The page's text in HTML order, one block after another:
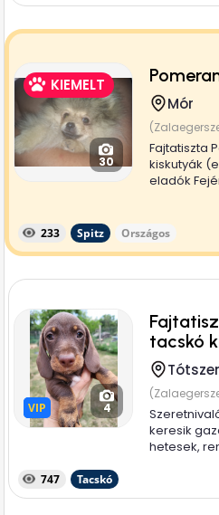
KIEMELT
30
Mór
Fajtatiszta
kiskutyák
eladók
233 Spitz Országos
VIP
VIP 4
tacskó
keresik
hetesek,
747 Tacskó